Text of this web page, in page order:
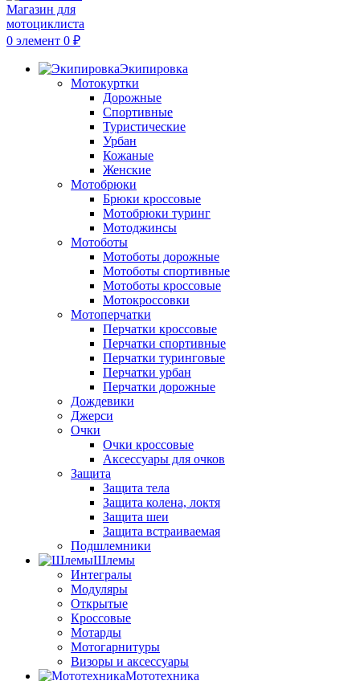
0 элемент 0 ₽
Экипировка
Мотокуртки
Дорожные
Спортивные
Туристические
Урбан
Кожаные
Женские
Мотобрюки
Брюки кроссовые
Мотобрюки туринг
Мотоджинсы
Мотоботы
Мотоботы дорожные
Мотоботы спортивные
Мотоботы кроссовые
Мотокроссовки
Мотоперчатки
Перчатки кроссовые
Перчатки спортивные
Перчатки туринговые
Перчатки урбан
Перчатки дорожные
Дождевики
Джерси
Очки
Очки кроссовые
Аксессуары для очков
Защита
Защита тела
Защита колена, локтя
Защита шеи
Защита встраиваемая
Подшлемники
Шлемы
Интегралы
Модуляры
Открытые
Кроссовые
Мотарды
Мотогарнитуры
Визоры и аксессуары
Мототехника